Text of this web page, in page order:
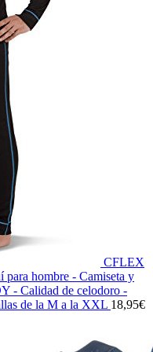
CFLEX
para hombre - Camiseta y
- Calidad de celodoro -
de la M a la XXL 18,95€